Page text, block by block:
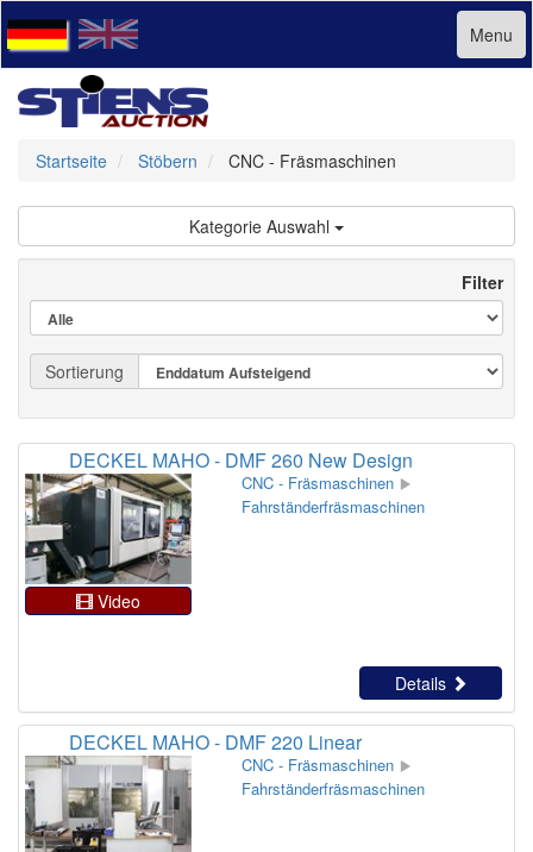
Menu
Startseite Stöbern CNC - Fräsmaschinen
Kategorie Auswahl
Filter
Sortierung
Video
DECKEL MAHO - DMF 260 New Design
CNC - Fräsmaschinen
Fahrständerfräsmaschinen
Details
DECKEL MAHO - DMF 220 Linear
CNC - Fräsmaschinen
Fahrständerfräsmaschinen